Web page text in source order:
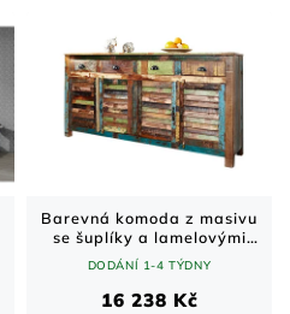
Barevná komoda z masivu
se šuplíky a lamelovými
dvířky
DODÁNÍ 1-4 TÝDNY
16 238 Kč